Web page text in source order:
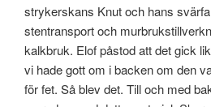
strykerskans Knut och hans
stentransport och
kalkbruk. Elof påstod att det gick
vi hade gott om i backen om den
för fet. Så blev det. Till och med